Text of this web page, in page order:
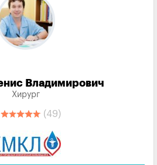
Владимирович
Хирург
(49)